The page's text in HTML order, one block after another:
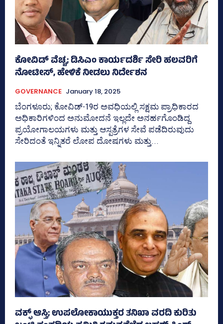
ಕೋವಿಡ್‌ ವೆಚ್ಚ; ಡಿಸಿಎಂ ಕಾರ್ಯದರ್ಶಿ ಸೇರಿ ಹಲವರಿಗೆ
ನೋಟೀಸ್‌, ಹೇಳಿಕೆ ನೀಡಲು ನಿರ್ದೇಶನ
GOVERNANCE January 18, 2025
ಬೆಂಗಳೂರು; ಕೋವಿಡ್‌-19ರ ಅವಧಿಯಲ್ಲಿ ಸಕ್ಷಮ ಪ್ರಾಧಿಕಾರದ
ಅಧಿಕಾರಿಗಳಿಂದ ಅನುಮೋದನೆ ಇಲ್ಲದೇ ಅನರ್ಹಗೊಂಡಿದ್ದ
ಪ್ರಯೋಗಾಲಯಗಳು ಮತ್ತು ಆಸ್ಪತ್ರೆಗಳ ಸೇವೆ ಪಡೆದಿರುವುದು
ಸೇರಿದಂತೆ ಇನ್ನಿತರೆ ಲೋಪ ದೋಷಗಳು ಮತ್ತು...
ವಕ್ಫ್‌ ಆಸ್ತಿ; ಉಪಲೋಕಾಯುಕ್ತರ ತನಿಖಾ ವರದಿ ಕುರಿತು